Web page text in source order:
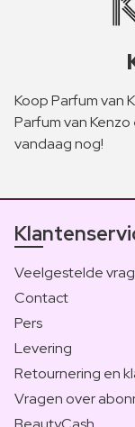
Koop Parfum van
Parfum van
vandaag nog!
Veelgestelde
Contact
Pers
Levering
Retournering en
Vragen over